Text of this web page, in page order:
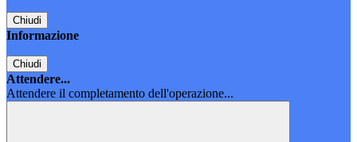
Chiudi
Informazione
Chiudi
Attendere...
Attendere il completamento dell'operazione...